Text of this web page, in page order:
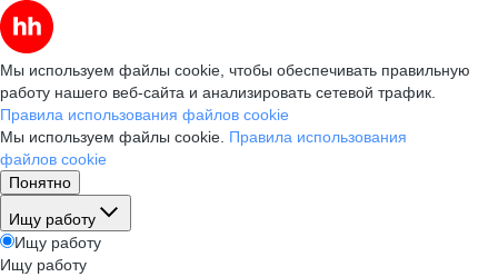
Мы используем файлы cookie, чтобы обеспечивать правильную
работу нашего веб-сайта и анализировать сетевой трафик.
Правила использования файлов cookie
Мы используем файлы cookie. Правила использования
файлов cookie
Понятно
Ищу работу
Ищу работу
Ищу работу